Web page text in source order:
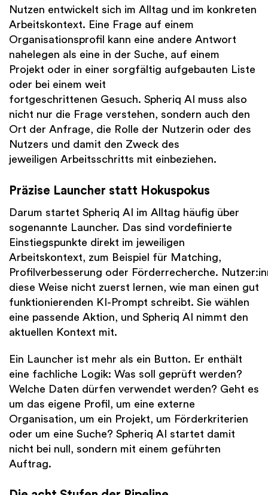
Nutzen entwickelt sich im Alltag und im konkreten
Arbeitskontext. Eine Frage auf einem
Organisationsprofil kann eine andere Antwort
nahelegen als eine in der Suche, auf einem
Projekt oder in einer sorgfältig aufgebauten Liste
oder bei einem weit
fortgeschrittenen Gesuch. Spheriq AI muss also
nicht nur die Frage verstehen, sondern auch den
Ort der Anfrage, die Rolle der Nutzerin oder des
Nutzers und damit den Zweck des
jeweiligen Arbeitsschritts mit einbeziehen.
Präzise Launcher statt Hokuspokus
Darum startet Spheriq AI im Alltag häufig über
sogenannte Launcher. Das sind vordefinierte
Einstiegspunkte direkt im jeweiligen
Arbeitskontext, zum Beispiel für Matching,
Profilverbesserung oder Förderrecherche.
diese Weise nicht zuerst lernen, wie man einen gut
funktionierenden KI-Prompt schreibt. Sie wählen
eine passende Aktion, und Spheriq AI nimmt den
aktuellen Kontext mit.
Ein Launcher ist mehr als ein Button. Er enthält
eine fachliche Logik: Was soll geprüft werden?
Welche Daten dürfen verwendet werden? Geht es
um das eigene Profil, um eine externe
Organisation, um ein Projekt, um Förderkriterien
oder um eine Suche? Spheriq AI startet damit
nicht bei null, sondern mit einem geführten
Auftrag.